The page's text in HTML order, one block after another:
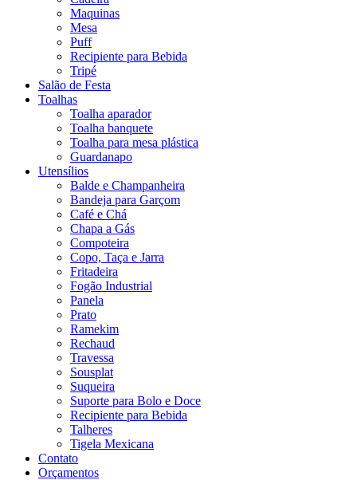
Maquinas
Mesa
Puff
Recipiente para Bebida
Tripé
Salão de Festa
Toalhas
Toalha aparador
Toalha banquete
Toalha para mesa plástica
Guardanapo
Utensílios
Balde e Champanheira
Bandeja para Garçom
Café e Chá
Chapa a Gás
Compoteira
Copo, Taça e Jarra
Fritadeira
Fogão Industrial
Panela
Prato
Ramekim
Rechaud
Travessa
Sousplat
Suqueira
Suporte para Bolo e Doce
Recipiente para Bebida
Talheres
Tigela Mexicana
Contato
Orçamentos